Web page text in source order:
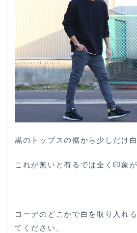
黒のトップスの裾から少しだけ
これが無いと有るでは全く印象
コーデのどこかで白を取り入れ
てください。